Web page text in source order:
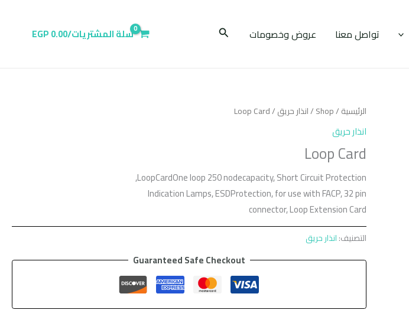
تواصل معنا عروض وخصومات البحث سلة المشتريات/0.00
EGP
الرئيسية/
Shop
/انذار حريق/ Loop Card
انذار حريق
Loop Card
LoopCardOne loop 250 nodecapacity, Short Circuit Protection,
Indication Lamps, ESDProtection, for use with FACP, 32 pin
connector, Loop Extension Card
التصنيف:انذار حريق
Guaranteed Safe Checkout